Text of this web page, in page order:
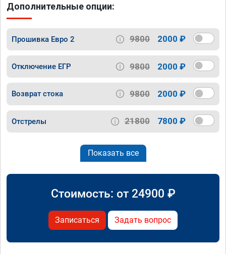
Дополнительные опции:
Прошивка Евро 2 9800 2000 ₽
Отключение ЕГР 9800 2000 ₽
Возврат стока 9800 2000 ₽
Отстрелы 21800 7800 ₽
Показать все
Стоимость: от 24900 ₽
Записаться Задать вопрос